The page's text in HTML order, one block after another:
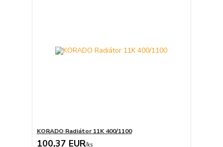
KORADO Radiátor 11K 400/1100
100,37 EUR/ks